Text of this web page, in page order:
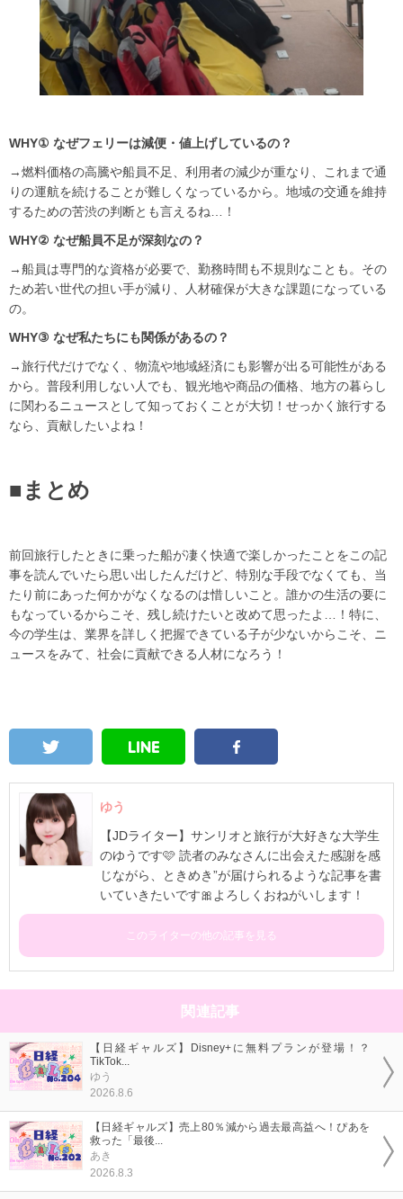
WHY① なぜフェリーは減便・値上げしているの？
→燃料価格の高騰や船員不足、利用者の減少が重なり、これまで通
りの運航を続けることが難しくなっているから。地域の交通を維持
するための苦渋の判断とも言えるね…！
WHY② なぜ船員不足が深刻なの？
→船員は専門的な資格が必要で、勤務時間も不規則なことも。その
ため若い世代の担い手が減り、人材確保が大きな課題になっている
の。
WHY③ なぜ私たちにも関係があるの？
→旅行代だけでなく、物流や地域経済にも影響が出る可能性がある
から。普段利用しない人でも、観光地や商品の価格、地方の暮らし
に関わるニュースとして知っておくことが大切！せっかく旅行する
なら、貢献したいよね！
■まとめ
前回旅行したときに乗った船が凄く快適で楽しかったことをこの記
事を読んでいたら思い出したんだけど、特別な手段でなくても、当
たり前にあった何かがなくなるのは惜しいこと。誰かの生活の要に
もなっているからこそ、残し続けたいと改めて思ったよ…！特に、
今の学生は、業界を詳しく把握できている子が少ないからこそ、ニ
ュースをみて、社会に貢献できる人材になろう！
ゆう
【JDライター】サンリオと旅行が大好きな大学生
のゆうです🩷 読者のみなさんに出会えた感謝を感
じながら、ときめき”が届けられるような記事を書
いていきたいです🎀よろしくおねがいします！
このライターの他の記事を見る
関連記事
【日経ギャルズ】Disney+に無料プランが登場！？
TikTok...
ゆう
2026.8.6
【日経ギャルズ】売上80％減から過去最高益へ！ぴあを
救った「最後...
あき
2026.8.3